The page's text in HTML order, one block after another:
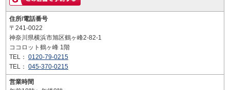
住所/電話番号
〒241-0022
神奈川県横浜市旭区鶴ヶ峰2-82-1
ココロット鶴ヶ峰 1階
TEL： 0120-79-0215
TEL： 045-370-0215
営業時間